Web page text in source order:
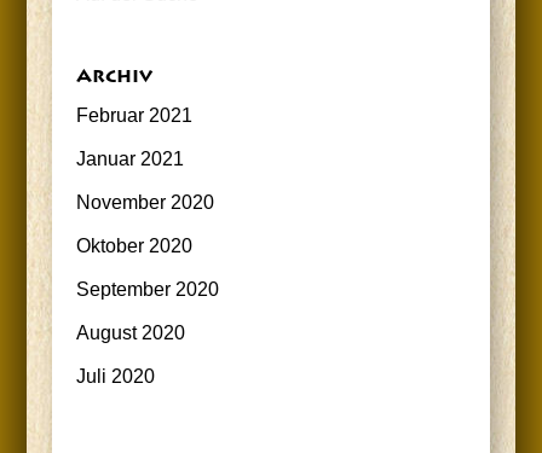
Archiv
Februar 2021
Januar 2021
November 2020
Oktober 2020
September 2020
August 2020
Juli 2020